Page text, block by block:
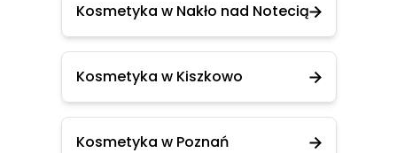
Kosmetyka w Nakło nad Notecią
Kosmetyka w Kiszkowo
Kosmetyka w Poznań